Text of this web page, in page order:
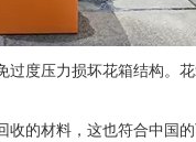
压力损坏花箱结构。
的材料，这也符合中国